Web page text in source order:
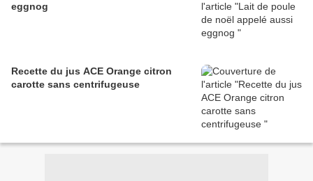
eggnog
Recette du jus ACE Orange citron
carotte sans centrifugeuse